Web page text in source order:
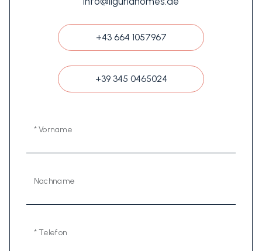
+43 664 1057967
+39 345 0465024
* Vorname
Nachname
* Telefon